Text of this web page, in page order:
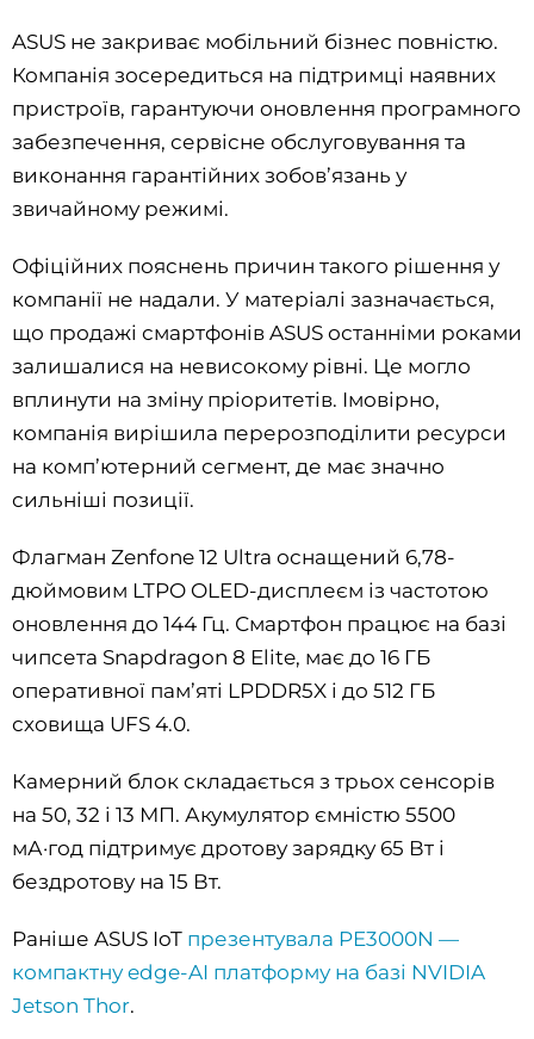
ASUS не закриває мобільний бізнес повністю.
Компанія зосередиться на підтримці наявних
пристроїв, гарантуючи оновлення програмного
забезпечення, сервісне обслуговування та
виконання гарантійних зобов’язань у
звичайному режимі.
Офіційних пояснень причин такого рішення у
компанії не надали. У матеріалі зазначається,
що продажі смартфонів ASUS останніми роками
залишалися на невисокому рівні. Це могло
вплинути на зміну пріоритетів. Імовірно,
компанія вирішила перерозподілити ресурси
на комп’ютерний сегмент, де має значно
сильніші позиції.
Флагман Zenfone 12 Ultra оснащений 6,78-
дюймовим LTPO OLED-дисплеєм із частотою
оновлення до 144 Гц. Смартфон працює на базі
чипсета Snapdragon 8 Elite, має до 16 ГБ
оперативної пам’яті LPDDR5X і до 512 ГБ
сховища UFS 4.0.
Камерний блок складається з трьох сенсорів
на 50, 32 і 13 МП. Акумулятор ємністю 5500
мА·год підтримує дротову зарядку 65 Вт і
бездротову на 15 Вт.
Раніше ASUS IoT презентувала PE3000N —
компактну edge-AI платформу на базі NVIDIA
Jetson Thor.